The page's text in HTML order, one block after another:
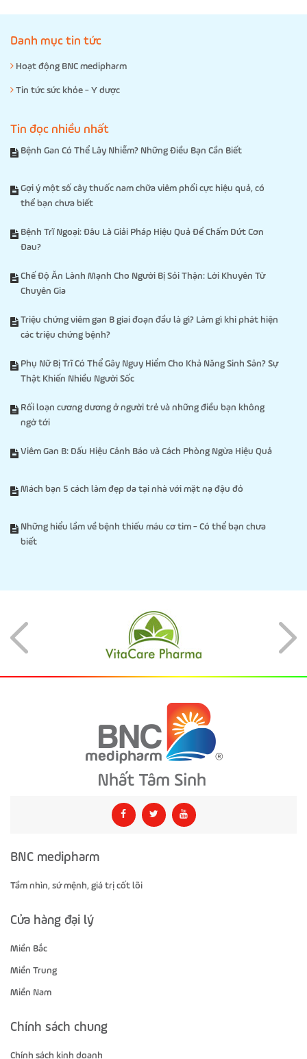
Danh mục tin tức
Hoạt động BNC medipharm
Tin tức sức khỏe - Y dược
Tin đọc nhiều nhất
Bệnh Gan Có Thể Lây Nhiễm? Những Điều Bạn Cần Biết
Gợi ý một số cây thuốc nam chữa viêm phổi cực hiệu quả, có
thể bạn chưa biết
Bệnh Trĩ Ngoại: Đâu Là Giải Pháp Hiệu Quả Để Chấm Dứt Cơn
Đau?
Chế Độ Ăn Lành Mạnh Cho Người Bị Sỏi Thận: Lời Khuyên Từ
Chuyên Gia
Triệu chứng viêm gan B giai đoạn đầu là gì? Làm gì khi phát hiện
các triệu chứng bệnh?
Phụ Nữ Bị Trĩ Có Thể Gây Nguy Hiểm Cho Khả Năng Sinh Sản? Sự
Thật Khiến Nhiều Người Sốc
Rối loạn cương dương ở người trẻ và những điều bạn không
ngờ tới
Viêm Gan B: Dấu Hiệu Cảnh Báo và Cách Phòng Ngừa Hiệu Quả
Mách bạn 5 cách làm đẹp da tại nhà với mặt nạ đậu đỏ
Những hiểu lầm về bệnh thiếu máu cơ tim - Có thể bạn chưa
biết
BNC medipharm
Tầm nhìn, sứ mệnh, giá trị cốt lõi
Cửa hàng đại lý
Miền Bắc
Miền Trung
Miền Nam
Chính sách chung
Chính sách kinh doanh